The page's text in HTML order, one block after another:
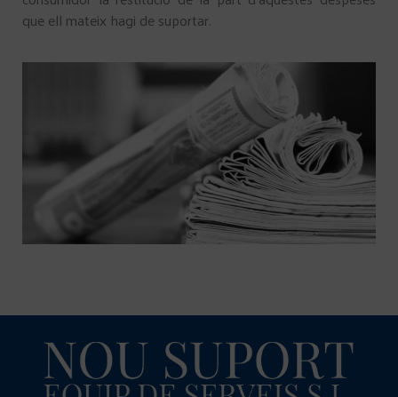
que ell mateix hagi de suportar.